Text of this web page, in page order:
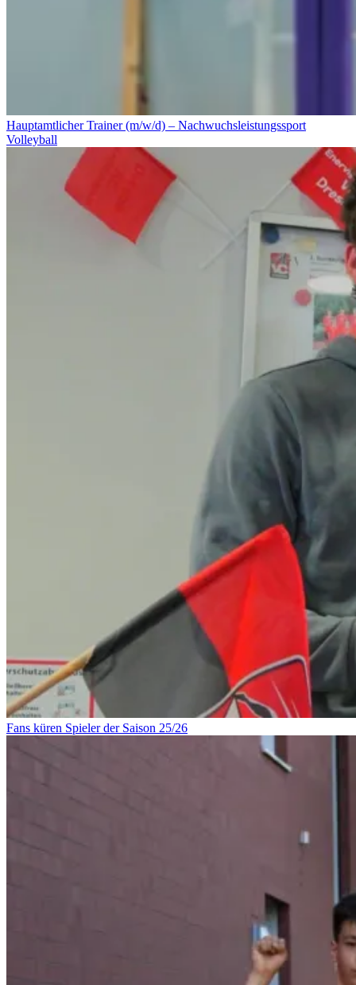
Hauptamtlicher Trainer (m/w/d) – Nachwuchsleistungssport
Volleyball
Fans küren Spieler der Saison 25/26